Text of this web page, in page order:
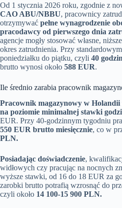
Od 1 stycznia 2026 roku, zgodnie z
CAO ABU/NBBU, pracownicy
otrzymywać pełne wynagrodzenie
pracodawcy od pierwszego dnia
agencje mogły stosować własne,
okres zatrudnienia. Przy
poniedziałku do piątku, czyli 40
brutto wynosi około 588 EUR.
Ile średnio zarabia pracownik
Pracownik magazynowy w Holandii
na poziomie minimalnej stawki
EUR. Przy 40-godzinnym tygodniu
550 EUR brutto miesięcznie, co w
PLN.
Posiadając doświadczenie,
widłowych czy pracując na nocnych
wyższe stawki, od 16 do 18 EUR za
zarobki brutto potrafią wzrosnąć do
czyli około 14 100-15 900 PLN.